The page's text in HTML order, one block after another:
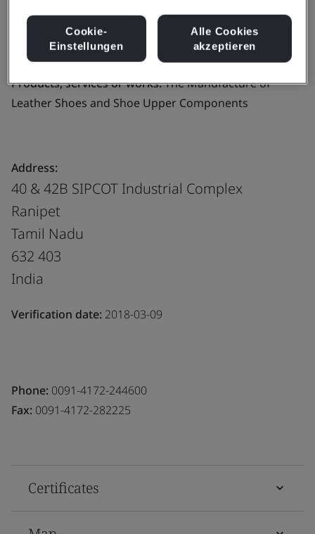
Business scope:The Manufacture of Leather Shoes
and Shoe Upper Components
Products, services or works:The Manufacture of
Leather Shoes and Shoe Upper Components
Address:
40 & 42B SIPCOT Industrial Complex
Ranipet
Tamil Nadu
632 403
India
Verification date: 2018-03-09
Phone: 0091-4172-244600
Fax: 0091-4172-282225
Certificates
Cookie-
Einstellungen
Alle Cookies
akzeptieren